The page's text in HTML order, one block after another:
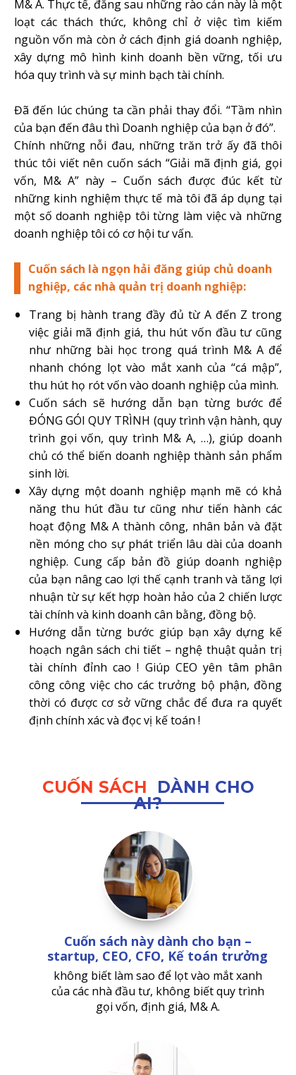
Trang bị hành trang đầy đủ từ A đến Z trong
việc giải mã định giá, thu hút vốn đầu tư cũng
như những bài học trong quá trình M& A để
nhanh chóng lọt vào mắt xanh của “cá mập”,
thu hút họ rót vốn vào doanh nghiệp của mình.
Cuốn sách sẽ hướng dẫn bạn từng bước để
ĐÓNG GÓI QUY TRÌNH (quy trình vận hành, quy
trình gọi vốn, quy trình M& A, …), giúp doanh
chủ có thể biến doanh nghiệp thành sản phẩm
sinh lời.
Xây dựng một doanh nghiệp mạnh mẽ có khả
năng thu hút đầu tư cũng như tiến hành các
hoạt động M& A thành công, nhân bản và đặt
nền móng cho sự phát triển lâu dài của doanh
nghiệp. Cung cấp bản đồ giúp doanh nghiệp
của bạn nâng cao lợi thế cạnh tranh và tăng lợi
nhuận từ sự kết hợp hoàn hảo của 2 chiến lược
tài chính và kinh doanh cân bằng, đồng bộ.
Hướng dẫn từng bước giúp bạn xây dựng kế
hoạch ngân sách chi tiết – nghệ thuật quản trị
tài chính đỉnh cao ! Giúp CEO yên tâm phân
công công việc cho các trưởng bộ phận, đồng
thời có được cơ sở vững chắc để đưa ra quyết
định chính xác và đọc vị kế toán !
Cuốn sách là ngọn hải đăng giúp chủ doanh
nghiệp, các nhà quản trị doanh nghiệp:
M& A. Thực tế, đằng sau những rào cản này là một
loạt các thách thức, không chỉ ở việc tìm kiếm
nguồn vốn mà còn ở cách định giá doanh nghiệp,
xây dựng mô hình kinh doanh bền vững, tối ưu
hóa quy trình và sự minh bạch tài chính.
Đã đến lúc chúng ta cần phải thay đổi. “Tầm nhìn
của bạn đến đâu thì Doanh nghiệp của bạn ở đó”.
Chính những nỗi đau, những trăn trở ấy đã thôi
thúc tôi viết nên cuốn sách “Giải mã định giá, gọi
vốn, M& A” này – Cuốn sách được đúc kết từ
những kinh nghiệm thực tế mà tôi đã áp dụng tại
một số doanh nghiệp tôi từng làm việc và những
doanh nghiệp tôi có cơ hội tư vấn.
CUỐN SÁCH DÀNH CHO
AI?
Cuốn sách này dành cho bạn –
startup, CEO, CFO, Kế toán trưởng
không biết làm sao để lọt vào mắt xanh
của các nhà đầu tư, không biết quy trình
gọi vốn, định giá, M& A.